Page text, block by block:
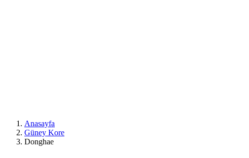
Anasayfa
Güney Kore
Donghae